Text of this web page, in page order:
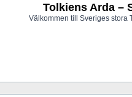
Tolkiens Arda –
Välkommen till Sveriges stora